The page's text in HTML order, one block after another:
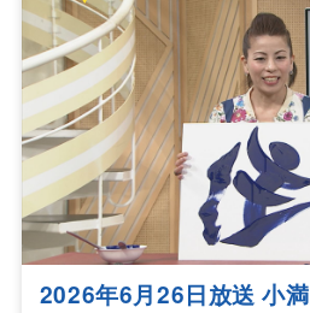
2026年6月26日放送 小